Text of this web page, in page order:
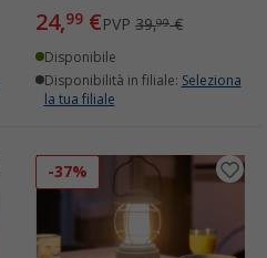
24,99 €PVP 39,99€
Disponibile
Disponibilità in filiale: Seleziona
la tua filiale
-37%